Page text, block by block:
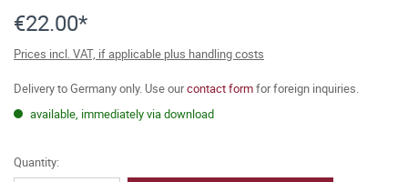
€22.00*
Prices incl. VAT, if applicable plus handling costs
Delivery to Germany only. Use ourcontact formfor foreign inquiries.
available, immediately via download
Quantity: